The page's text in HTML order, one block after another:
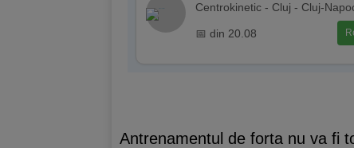
Centrokinetic - Cluj - Cluj-
📅 din 20.08
Antrenamentul de forta nu va fi